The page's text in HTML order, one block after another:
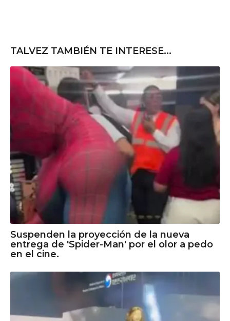
TALVEZ TAMBIÉN TE INTERESE...
Suspenden la proyección de la nueva
entrega de 'Spider-Man' por el olor a pedo
en el cine.